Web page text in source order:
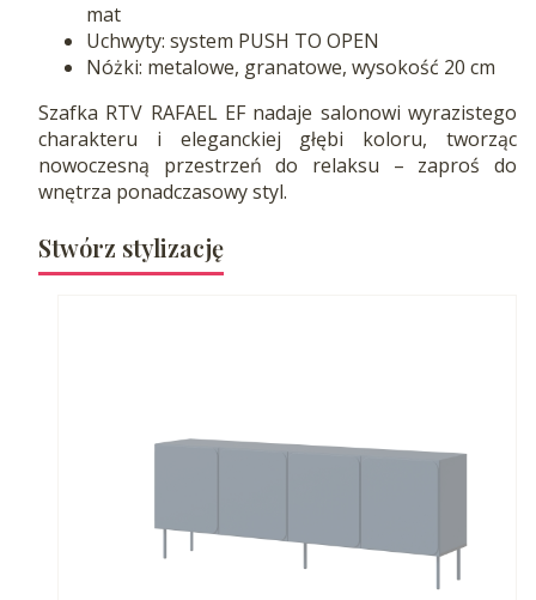
mat
Uchwyty: system PUSH TO OPEN
Nóżki: metalowe, granatowe, wysokość 20 cm
Szafka RTV RAFAEL EF nadaje salonowi wyrazistego
charakteru i eleganckiej głębi koloru, tworząc
nowoczesną przestrzeń do relaksu – zaproś do
wnętrza ponadczasowy styl.
Stwórz stylizację